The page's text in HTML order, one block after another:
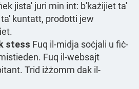
jista' juri min int: b'każijiet ta'
kuntatt, prodotti jew
stess Fuq il-midja soċjali u fiċ-
Fuq il-websajt
Trid iżżomm dak il-